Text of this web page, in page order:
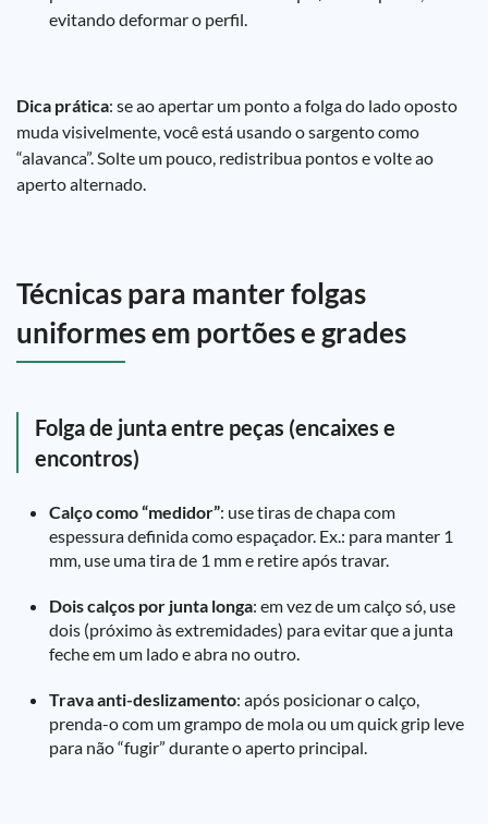
evitando deformar o perfil.
Dica prática: se ao apertar um ponto a folga do lado oposto
muda visivelmente, você está usando o sargento como
“alavanca”. Solte um pouco, redistribua pontos e volte ao
aperto alternado.
Técnicas para manter folgas
uniformes em portões e grades
Folga de junta entre peças (encaixes e
encontros)
Calço como “medidor”: use tiras de chapa com
espessura definida como espaçador. Ex.: para manter 1
mm, use uma tira de 1 mm e retire após travar.
Dois calços por junta longa: em vez de um calço só, use
dois (próximo às extremidades) para evitar que a junta
feche em um lado e abra no outro.
Trava anti-deslizamento: após posicionar o calço,
prenda-o com um grampo de mola ou um quick grip leve
para não “fugir” durante o aperto principal.